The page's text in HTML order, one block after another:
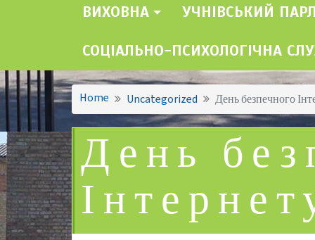
ВИХОВНА УЧНІВСЬКИЙ
СОЦІАЛЬНО-ПСИХОЛОГІЧНА
Home Uncategorized День безпечного
День